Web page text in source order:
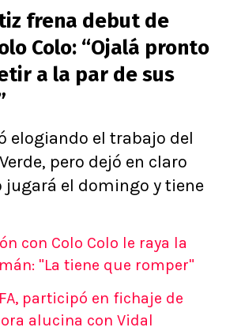
frena debut de
Colo: “Ojalá pronto
a la par de sus
elogiando el trabajo del
pero dejó en claro
jugará el domingo y tiene
con Colo Colo le raya la
"La tiene que romper"
participó en fichaje de
alucina con Vidal